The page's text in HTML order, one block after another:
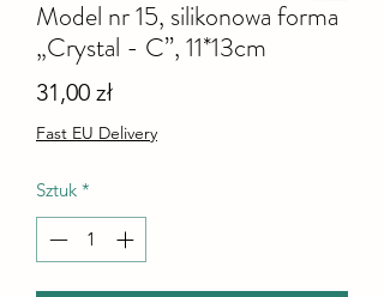
Model nr 15, silikonowa forma
„Crystal - C”, 11*13cm
31,00 złCena
Fast EU Delivery
Sztuk *